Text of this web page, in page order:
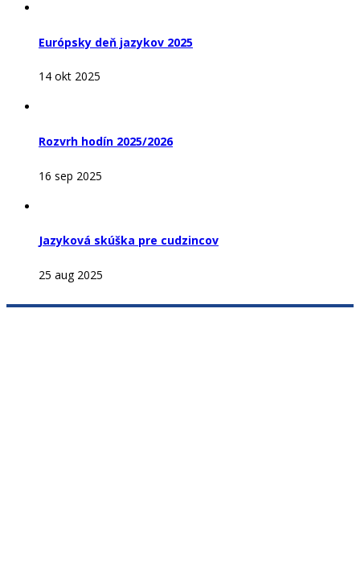
Európsky deň jazykov 2025
14 okt 2025
Rozvrh hodín 2025/2026
16 sep 2025
Jazyková skúška pre cudzincov
25 aug 2025